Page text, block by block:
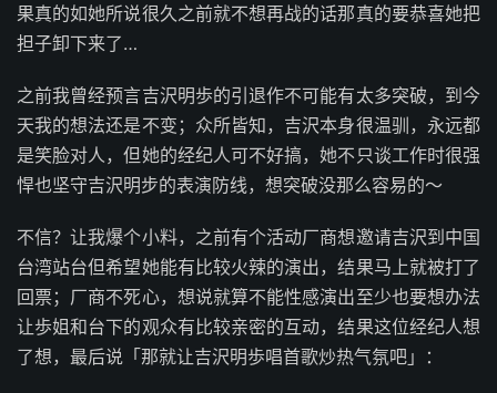
果真的如她所说很久之前就不想再战的话那真的要恭喜她把
担子卸下来了…
之前我曾经预言吉沢明歩的引退作不可能有太多突破，到今
天我的想法还是不变；众所皆知，吉沢本身很温驯，永远都
是笑脸对人，但她的经纪人可不好搞，她不只谈工作时很强
悍也坚守吉沢明步的表演防线，想突破没那么容易的～
不信？让我爆个小料，之前有个活动厂商想邀请吉沢到中国
台湾站台但希望她能有比较火辣的演出，结果马上就被打了
回票；厂商不死心，想说就算不能性感演出至少也要想办法
让歩姐和台下的观众有比较亲密的互动，结果这位经纪人想
了想，最后说「那就让吉沢明歩唱首歌炒热气氛吧」：